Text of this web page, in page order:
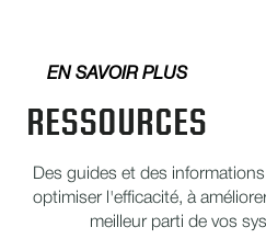
EN SAVOIR PLUS
RESSOURCES
Des guides et des
optimiser l'efficacité, à
meilleur parti de vos